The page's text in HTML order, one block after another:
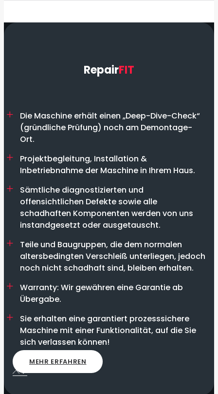
RepairFIT
Die Maschine erhält einen „Deep-Dive-Check“
(gründliche Prüfung) noch am Demontage-
Ort.
Projektbegleitung, Installation &
Inbetriebnahme der Maschine in Ihrem Haus.
Sämtliche diagnostizierten und
offensichtlichen Defekte sowie alle
schadhaften Komponenten werden von uns
instandgesetzt oder ausgetauscht.
Teile und Baugruppen, die dem normalen
altersbedingten Verschleiß unterliegen, jedoch
noch nicht schadhaft sind, bleiben erhalten.
Warranty: Wir gewähren eine Garantie ab
Übergabe.
Sie erhalten eine garantiert prozesssichere
Maschine mit einer Funktionalität, auf die Sie
sich verlassen können!
MEHR ERFAHREN